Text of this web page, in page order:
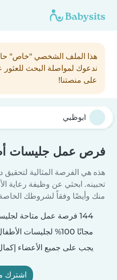
هذا الملف الشخصي "خاص"
ندعوك لمواصلة البحث
على منصتنا!
فرص عمل جليسات
هذه هي الفرصة المثالية
تحبينه. ابحثي عن وظيفة رعاية
منك وأيضًا وفقاً لشروطك
144 فرصة عمل متاحة لجليسات الأطفال في أبوظبي
مجانًا 100% لجليسات الأطفال
يجب على جميع الأعضاء
اشترك